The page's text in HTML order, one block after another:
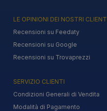
LE OPINIONI DEI NOSTRI
Recensioni su Feedaty
Recensioni su Google
Recensioni su Trovaprezzi
SERVIZIO CLIENTI
Condizioni Generali di Vendita
Modalità di Pagamento